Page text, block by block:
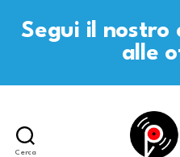
Segui il nostro
alle
Cerca